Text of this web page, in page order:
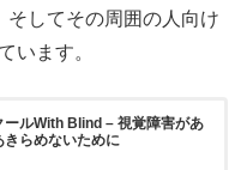
してその周囲の人向け
います。
ールWith Blind – 視覚障害があ
きらめないために